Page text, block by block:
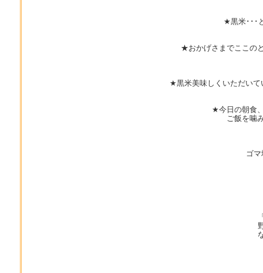
★黒米･･･
★おかげさまでここの
★黒米美味しくいただいて
★今日の朝食
ご飯を噛
ゴ